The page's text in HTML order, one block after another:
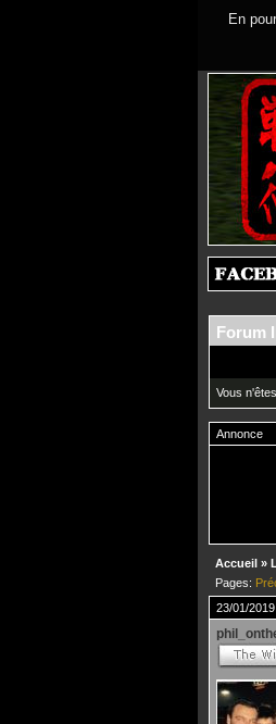
En
Forum
Vous
Annonce
Accueil »
Pages:
23/01/